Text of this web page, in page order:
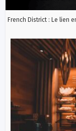
French District : Le lien